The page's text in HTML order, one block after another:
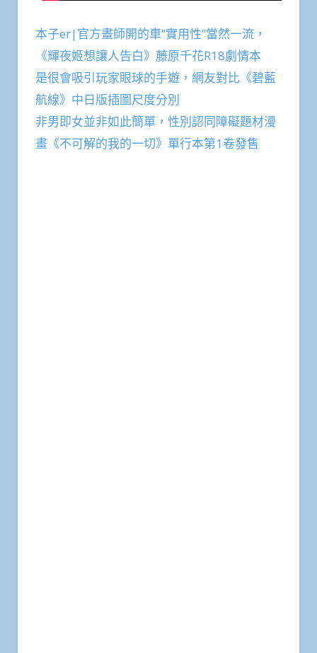
本子er|官方畫師開的車”實用性”當然一流，
《輝夜姬想讓人告白》藤原千花R18劇情本
是很會吸引玩家眼球的手遊，網友對比《碧藍
航線》中日版插圖尺度分別
非男即女並非如此簡單，性別認同障礙題材漫
畫《不可解的我的一切》單行本第1卷發售